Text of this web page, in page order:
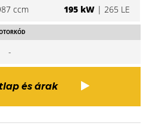
ccm 195 kW| 265 LE
-
és árak